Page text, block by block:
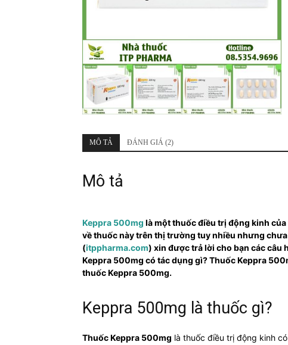
MÔ TẢ ĐÁNH GIÁ (2)
Mô tả
Keppra 500mg là một thuốc điều trị động kinh
về thuốc này trên thị trường tuy nhiều nhưng chưa
(itppharma.com) xin được trả lời cho bạn các câu
Keppra 500mg có tác dụng gì? Thuốc Keppra
thuốc Keppra 500mg.
Keppra 500mg là thuốc gì?
Thuốc Keppra 500mg là thuốc điều trị động kinh